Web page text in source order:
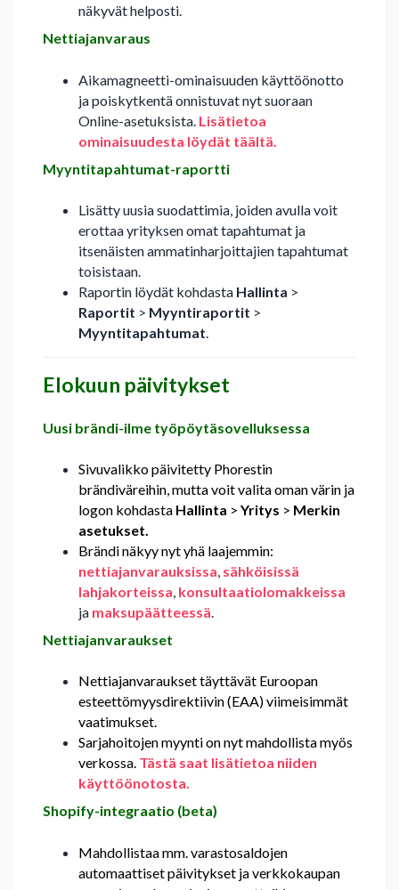
näkyvät helposti.
Nettiajanvaraus
Aikamagneetti-ominaisuuden käyttöönotto
ja poiskytkentä onnistuvat nyt suoraan
Online-asetuksista. Lisätietoa
ominaisuudesta löydät täältä.
Myyntitapahtumat-raportti
Lisätty uusia suodattimia, joiden avulla voit
erottaa yrityksen omat tapahtumat ja
itsenäisten ammatinharjoittajien tapahtumat
toisistaan.
Raportin löydät kohdasta Hallinta >
Raportit > Myyntiraportit >
Myyntitapahtumat
Elokuun päivitykset
Uusi brändi-ilme työpöytäsovelluksessa
Sivuvalikko päivitetty Phorestin
brändiväreihin, mutta voit valita oman värin ja
logon kohdasta Hallinta > Yritys > Merkin
asetukset.
Brändi näkyy nyt yhä laajemmin:
nettiajanvarauksissa, sähköisissä
lahjakorteissa, konsultaatiolomakkeissa
ja maksupäätteessä.
Nettiajanvaraukset
Nettiajanvaraukset täyttävät Euroopan
esteettömyysdirektiivin (EAA) viimeisimmät
vaatimukset.
Sarjahoitojen myynti on nyt mahdollista myös
verkossa. Tästä saat lisätietoa niiden
käyttöönotosta.
Shopify-integraatio (beta)
Mahdollistaa mm. varastosaldojen
automaattiset päivitykset ja verkkokaupan